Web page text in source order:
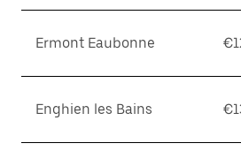
Ermont Eaubonne
Enghien les Bains